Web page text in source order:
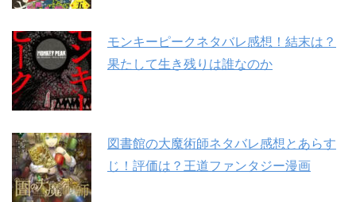
モンキーピークネタバレ感想！結末は？
果たして生き残りは誰なのか
図書館の大魔術師ネタバレ感想とあらす
じ！評価は？王道ファンタジー漫画